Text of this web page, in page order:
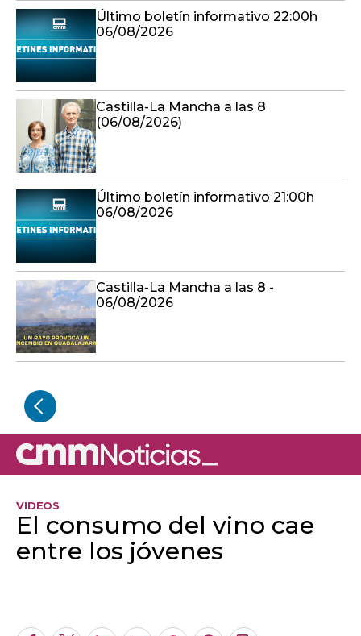
Último boletín informativo 22:00h
06/08/2026
Castilla-La Mancha a las 8
(06/08/2026)
Último boletín informativo 21:00h
06/08/2026
Castilla-La Mancha a las 8 -
06/08/2026
VIDEOS
El consumo del vino cae
entre los jóvenes